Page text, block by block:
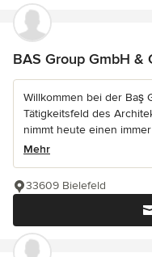
BAS Group GmbH &
Willkommen bei der Baş
Tätigkeitsfeld des
nimmt heute einen immer
Mehr
33609 Bielefeld